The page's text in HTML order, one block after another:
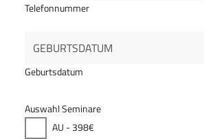
Telefonnummer
Geburtsdatum
Auswahl Seminare
AU - 398€